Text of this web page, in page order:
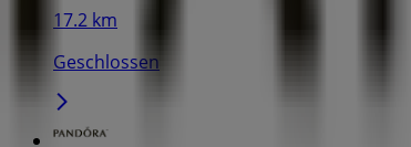
17.2 km
Geschlossen